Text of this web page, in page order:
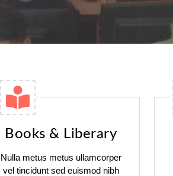
Books & Liberary
Nulla metus metus ullamcorper
vel tincidunt sed euismod nibh